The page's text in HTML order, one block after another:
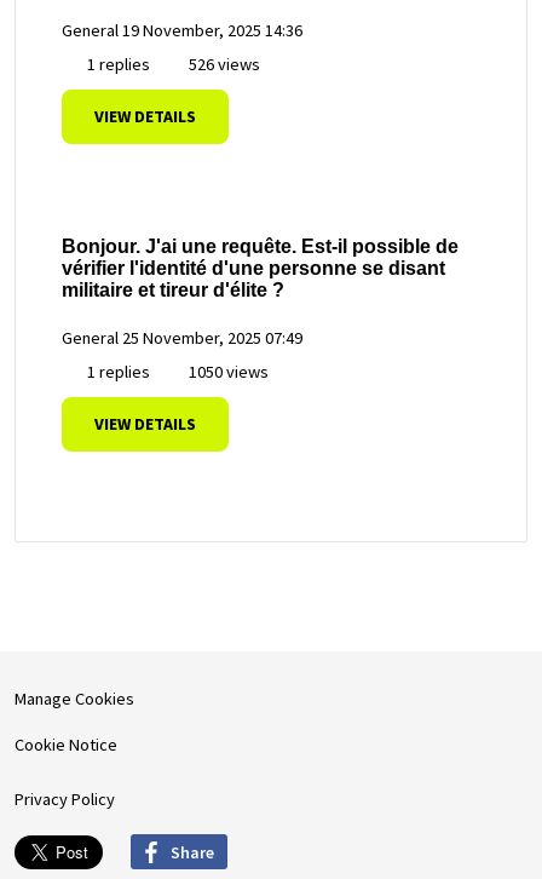
General19 November, 2025 14:36
1 replies
526 views
VIEW DETAILS
Bonjour. J'ai une requête. Est-il possible de
vérifier l'identité d'une personne se disant
militaire et tireur d'élite ?
General 25 November, 2025 07:49
1 replies
1050 views
VIEW DETAILS
Manage Cookies
Cookie Notice
Privacy Policy
Share